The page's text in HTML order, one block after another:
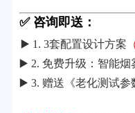
✅ 咨询即送：
▶️ 1. 3套配置设计方案
▶️ 2. 免费升级：智能烟
▶️ 3. 赠送《老化测试参